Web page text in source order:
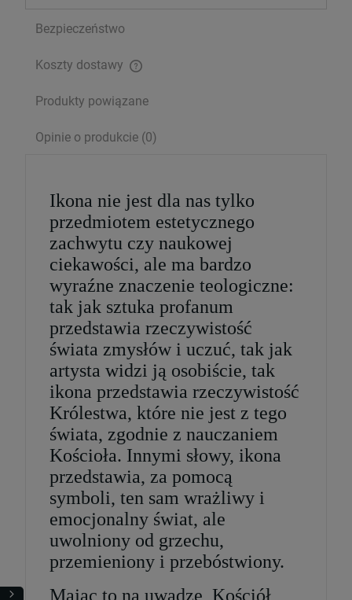
Najniższa cena:
Bezpieczeństwo
Koszty dostawy
Produkty powiązane
Opinie o produkcie (0)
Ikona nie jest dla nas tylko
przedmiotem estetycznego
zachwytu czy naukowej
ciekawości, ale ma bardzo
wyraźne znaczenie teologiczne:
tak jak sztuka profanum
przedstawia rzeczywistość
świata zmysłów i uczuć, tak jak
artysta widzi ją osobiście, tak
ikona przedstawia rzeczywistość
Królestwa, które nie jest z tego
świata, zgodnie z nauczaniem
Kościoła. Innymi słowy, ikona
przedstawia, za pomocą
symboli, ten sam wrażliwy i
emocjonalny świat, ale
uwolniony od grzechu,
przemieniony i przebóstwiony.
Mając to na uwadze, Kościół